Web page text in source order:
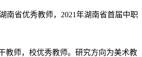
南省优秀教师，2021年湖南省首届中职
教师，校优秀教师。研究方向为美术教